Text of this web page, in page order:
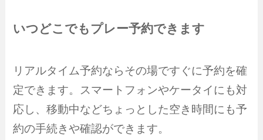
いつどこでもプレー予約できます
リアルタイム予約ならその場ですぐに予約を確
定できます。スマートフォンやケータイにも対
応し、移動中などちょっとした空き時間にも予
約の手続きや確認ができます。